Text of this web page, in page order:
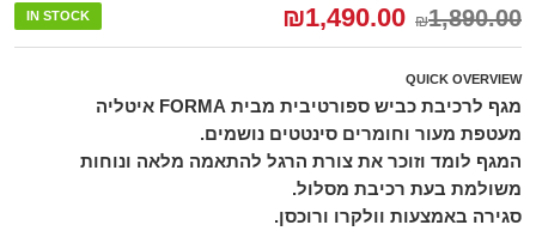
₪1,890.00
₪1,490.00
IN STOCK
QUICK OVERVIEW
מגף לרכיבת כביש ספורטיבית מבית FORMA איטליה
מעטפת מעור וחומרים סינטטים נושמים.
המגף לומד וזוכר את צורת הרגל להתאמה מלאה ונוחות
משולמת בעת רכיבת מסלול.
סגירה באמצעות וולקרו ורוכסן.